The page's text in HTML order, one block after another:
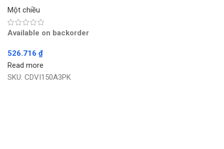
Một chiều
Available on backorder
526.716 ₫
Read more
SKU: CDVI150A3PK